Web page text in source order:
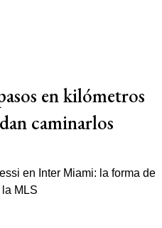
en kilómetros
caminarlos